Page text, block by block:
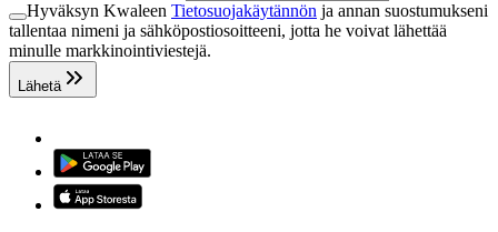
Hyväksyn Kwaleen Tietosuojakäytännön ja annan suostumukseni
tallentaa nimeni ja sähköpostiosoitteeni, jotta he voivat lähettää
minulle markkinointiviestejä.
Lähetä